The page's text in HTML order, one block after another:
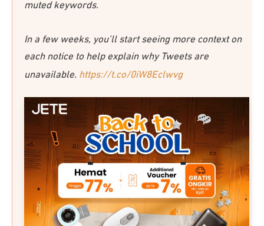
muted keywords.
In a few weeks, you’ll start seeing more context on
each notice to help explain why Tweets are
unavailable. https://t.co/0iW8Eclwvg